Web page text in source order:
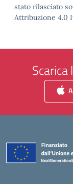
stato rilasciato
Attribuzione 4.0